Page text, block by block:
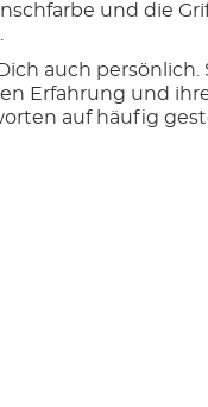
und die
auch
Erfahrung und
auf häufig